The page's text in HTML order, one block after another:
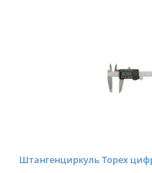
Штангенциркуль Topex